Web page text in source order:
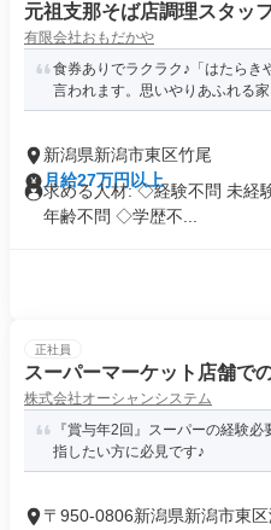
元祖支那そば店調理スタッ
有限会社おもだかや
食券ありでラクラク♪「はたらき
言われます。思いやりあふれる
新潟県新潟市東区竹尾
月給27万円以上
求める人材: ◇経験不問 未経
年齢不問 ◇学歴不...
正社員
スーパーマーケット店舗で
株式会社オーシャンシステム
『賞与年2回』スーパーの経験
指したい方に必見です♪
〒950-0806新潟県新潟市東